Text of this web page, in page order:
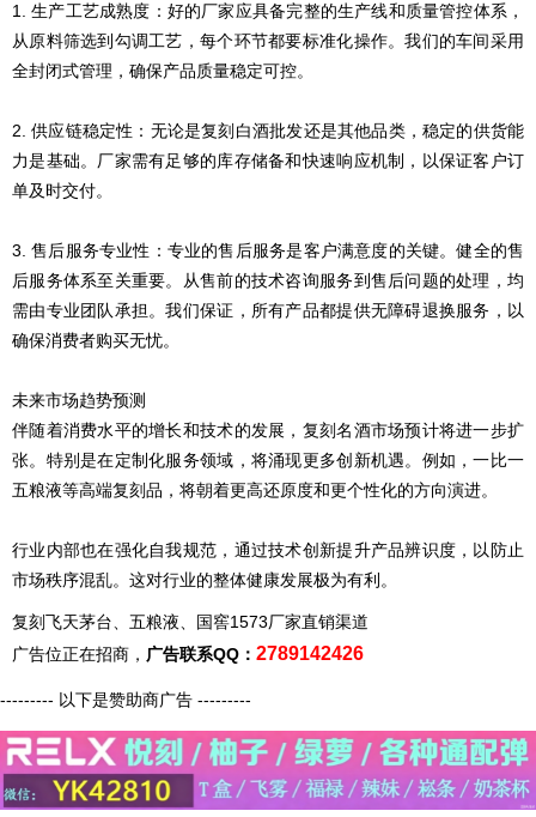
1. 生产工艺成熟度：好的厂家应具备完整的生产线和质量管控体系，
从原料筛选到勾调工艺，每个环节都要标准化操作。我们的车间采用
全封闭式管理，确保产品质量稳定可控。
2. 供应链稳定性：无论是复刻 白酒批发还是其他品类，稳定的供货能
力是基础。厂家需有足够的库存储备和快速响应机制，以保证客户订
单及时交付。
3. 售后服务专业性：专业的售后服务是客户满意度的关键。健全的售
后服务体系至关重要。从售前的技术咨询服务到售后问题的处理，均
需由专业团队承担。我们保证，所有产品都提供无障碍退换服务，以
确保消费者购买无忧。
未来市场趋势预测
伴随着消费水平的增长和技术的发展， 复刻名酒市场预计将进一步扩
张。特别是在定制化服务领域，将涌现更多创新机遇。例如，一比一
五粮液等高端复刻品，将朝着更高还原度和更个性化的方向演进。
行业内部也在强化自我规范，通过技术创新提升产品辨识度，以防止
市场秩序混乱。这对行业的整体健康发展极为有利。
复刻飞天茅台、五粮液、国窖1573厂家直销渠道
广告位正在招商， 广告联系QQ： 2789142426
--------- 以下是赞助商广告 ---------